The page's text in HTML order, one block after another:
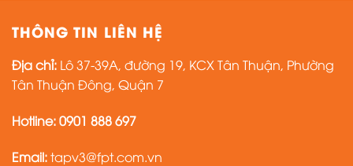
THÔNG TIN LIÊN HỆ
Địa chỉ: Lô 37-39A, đường 19, KCX Tân Thuận, Phường
Tân Thuận Đông, Quận 7
Hotline:0901 888 697
Email:tapv3@fpt.com.vn